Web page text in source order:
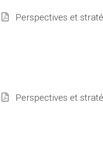
Perspectives et
Perspectives et